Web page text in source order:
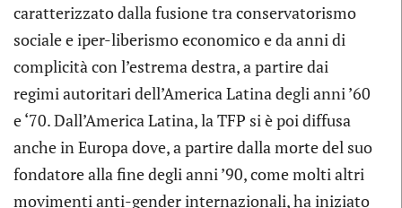
caratterizzato dalla fusione tra conservatorismo
sociale e iper-liberismo economico e da anni di
complicità con l’estrema destra, a partire dai
regimi autoritari dell’America Latina degli anni ’60
e ‘70. Dall’America Latina, la TFP si è poi diffusa
anche in Europa dove, a partire dalla morte del suo
fondatore alla fine degli anni ’90, come molti altri
movimenti anti-gender internazionali, ha iniziato